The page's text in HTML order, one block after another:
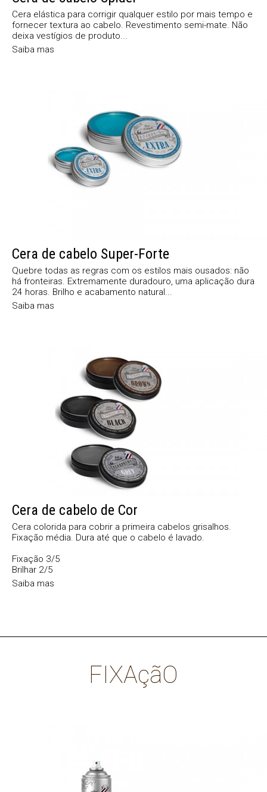
Cera elástica para corrigir qualquer estilo por mais tempo e
fornecer textura ao cabelo. Revestimento semi-mate. Não
deixa vestígios de produto...
Saiba mas
Cera de cabelo Super-Forte
Quebre todas as regras com os estilos mais ousados: não
há fronteiras. Extremamente duradouro, uma aplicação dura
24 horas. Brilho e acabamento natural...
Saiba mas
Cera de cabelo de Cor
Cera colorida para cobrir a primeira cabelos grisalhos.
Fixação média. Dura até que o cabelo é lavado.
Fixação 3/5
Brilhar 2/5
Saiba mas
FIXAçãO